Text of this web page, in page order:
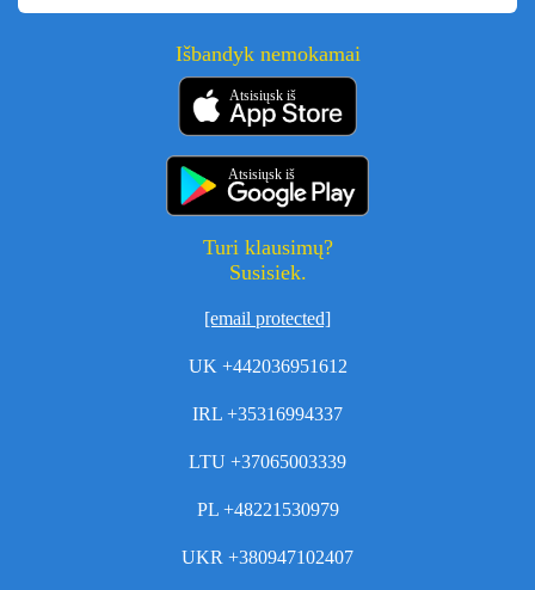
Išbandyk nemokamai
Atsisiųsk iš
Atsisiųsk iš
Turi klausimų?
Susisiek.
[email protected]
UK +442036951612
IRL +35316994337
LTU +37065003339
PL +48221530979
UKR +380947102407